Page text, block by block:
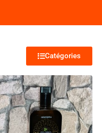
Catégories